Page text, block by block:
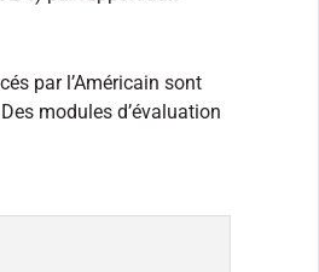
par l’Américain sont
modules d’évaluation